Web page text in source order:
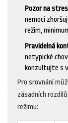
Pozor na stres
nemoci
režim,
Pravidelná
netypické
konzultujte s
Pro srovnání
zásadních
režimu: